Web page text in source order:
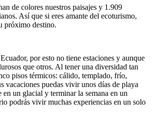
de colores nuestros paisajes y 1.909
Así que si eres amante del ecoturismo,
próximo destino.
por esto no tiene estaciones y aunque
que otros. Al tener una diversidad tan
pisos térmicos: cálido, templado, frío,
vacaciones puedas vivir unos días de playa
un glacial y terminar la semana en un
podrás vivir muchas experiencias en un solo